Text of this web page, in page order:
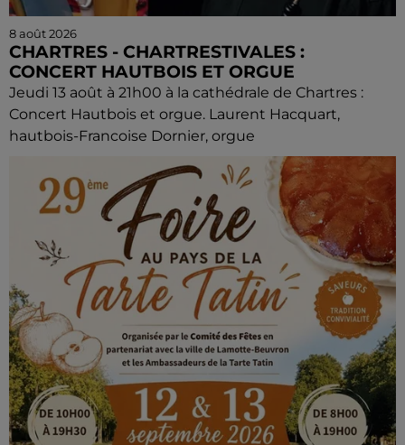
8 août 2026
CHARTRES - CHARTRESTIVALES :
CONCERT HAUTBOIS ET ORGUE
Jeudi 13 août à 21h00 à la cathédrale de Chartres :
Concert Hautbois et orgue. Laurent Hacquart,
hautbois-Francoise Dornier, orgue